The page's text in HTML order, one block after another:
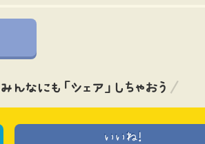
みんなにも「シェア」しちゃおう
いいね!